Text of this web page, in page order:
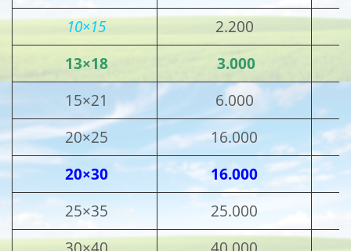
10×15
2.200
13×18
3.000
15×21
6.000
20×25
16.000
20×30
16.000
25×35
25.000